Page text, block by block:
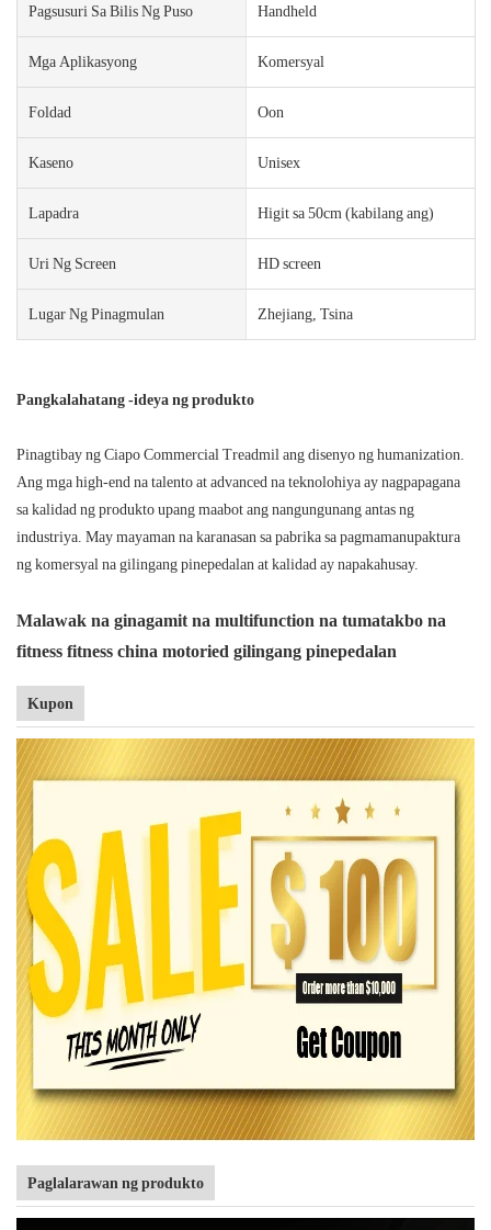
Pagsusuri Sa Bilis Ng Puso Handheld
Mga Aplikasyong Komersyal
Foldad Oon
Kaseno Unisex
Lapadra Higit sa 50cm (kabilang ang)
Uri Ng Screen HD screen
Lugar Ng Pinagmulan Zhejiang, Tsina
Pangkalahatang -ideya ng produkto
Pinagtibay ng Ciapo Commercial Treadmil ang disenyo ng humanization.
Ang mga high-end na talento at advanced na teknolohiya ay nagpapagana
sa kalidad ng produkto upang maabot ang nangungunang antas ng
industriya. May mayaman na karanasan sa pabrika sa pagmamanupaktura
ng komersyal na gilingang pinepedalan at kalidad ay napakahusay.
Malawak na ginagamit na multifunction na tumatakbo na
fitness fitness china motoried gilingang pinepedalan
Kupon
Paglalarawan ng produkto